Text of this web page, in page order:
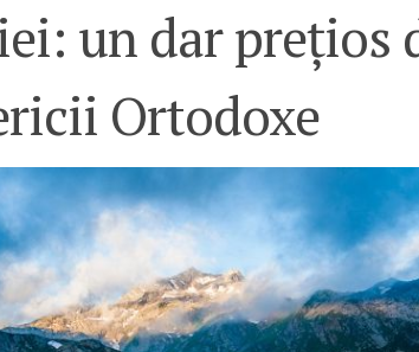
un dar prețios
Ortodoxe